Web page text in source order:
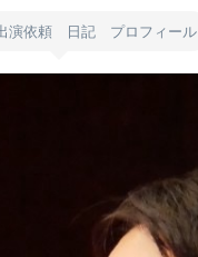
演依頼 日記 プロフィール